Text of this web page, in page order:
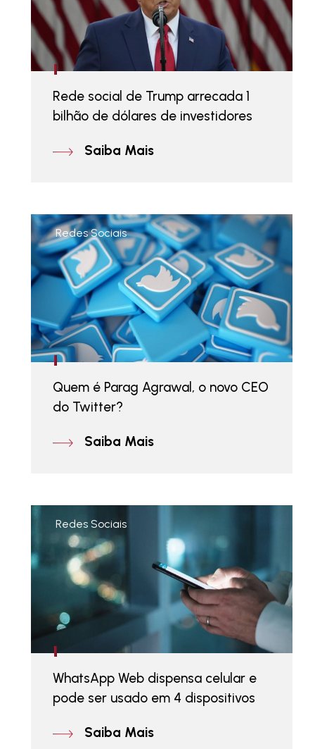
Rede social de Trump arrecada 1
bilhão de dólares de investidores
Saiba Mais
Redes Sociais
Quem é Parag Agrawal, o novo CEO
do Twitter?
Saiba Mais
Redes Sociais
WhatsApp Web dispensa celular e
pode ser usado em 4 dispositivos
Saiba Mais